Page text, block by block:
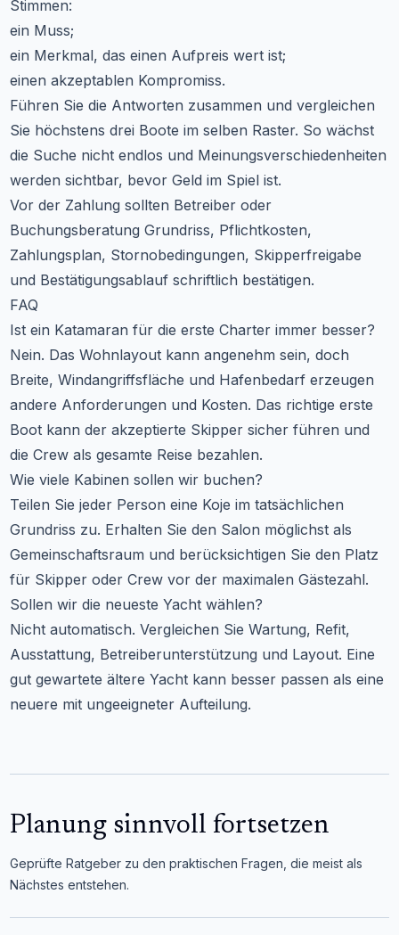
Stimmen:
ein Muss;
ein Merkmal, das einen Aufpreis wert ist;
einen akzeptablen Kompromiss.
Führen Sie die Antworten zusammen und vergleichen
Sie höchstens drei Boote im selben Raster. So wächst
die Suche nicht endlos und Meinungsverschiedenheiten
werden sichtbar, bevor Geld im Spiel ist.
Vor der Zahlung sollten Betreiber oder
Buchungsberatung Grundriss, Pflichtkosten,
Zahlungsplan, Stornobedingungen, Skipperfreigabe
und Bestätigungsablauf schriftlich bestätigen.
FAQ
Ist ein Katamaran für die erste Charter immer besser?
Nein. Das Wohnlayout kann angenehm sein, doch
Breite, Windangriffsfläche und Hafenbedarf erzeugen
andere Anforderungen und Kosten. Das richtige erste
Boot kann der akzeptierte Skipper sicher führen und
die Crew als gesamte Reise bezahlen.
Wie viele Kabinen sollen wir buchen?
Teilen Sie jeder Person eine Koje im tatsächlichen
Grundriss zu. Erhalten Sie den Salon möglichst als
Gemeinschaftsraum und berücksichtigen Sie den Platz
für Skipper oder Crew vor der maximalen Gästezahl.
Sollen wir die neueste Yacht wählen?
Nicht automatisch. Vergleichen Sie Wartung, Refit,
Ausstattung, Betreiberunterstützung und Layout. Eine
gut gewartete ältere Yacht kann besser passen als eine
neuere mit ungeeigneter Aufteilung.
Planung sinnvoll fortsetzen
Geprüfte Ratgeber zu den praktischen Fragen, die meist als
Nächstes entstehen.